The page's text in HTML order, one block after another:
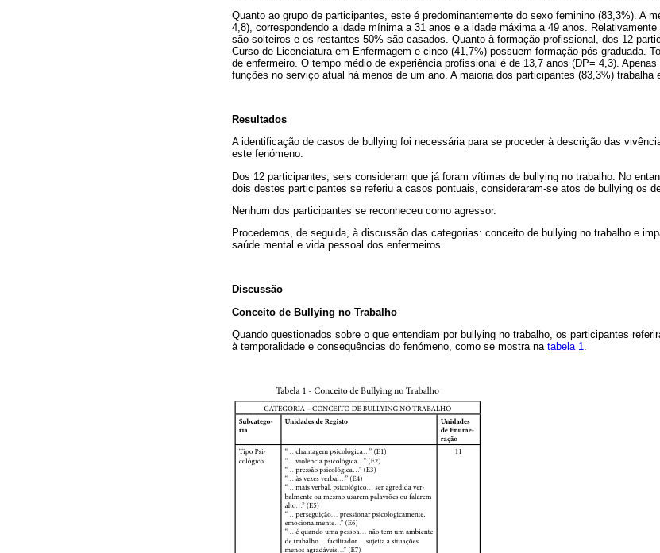
Quanto ao grupo de participantes, este é predominantemente do sexo feminino (83,3%). A
4,8), correspondendo a idade mínima a 31 anos e a idade máxima a 49 anos.
são solteiros e os restantes 50% são casados. Quanto à formação profissional, dos 12
Curso de Licenciatura em Enfermagem e cinco (41,7%) possuem formação pós-graduada.
de enfermeiro. O tempo médio de experiência profissional é de 13,7 anos (DP= 4,3).
funções no serviço atual há menos de um ano. A maioria dos participantes (83,3%) trabalha
Resultados
A identificação de casos de bullying foi necessária para se proceder à descrição das
este fenómeno.
Dos 12 participantes, seis consideram que já foram vítimas de bullying no trabalho. No
dois destes participantes se referiu a casos pontuais, consideraram-se atos de bullying os
Nenhum dos participantes se reconheceu como agressor.
Procedemos, de seguida, à discussão das categorias: conceito de bullying no trabalho e
saúde mental e vida pessoal dos enfermeiros.
Discussão
Conceito de Bullying no Trabalho
Quando questionados sobre o que entendiam por bullying no trabalho, os participantes
à temporalidade e consequências do fenómeno, como se mostra na tabela 1